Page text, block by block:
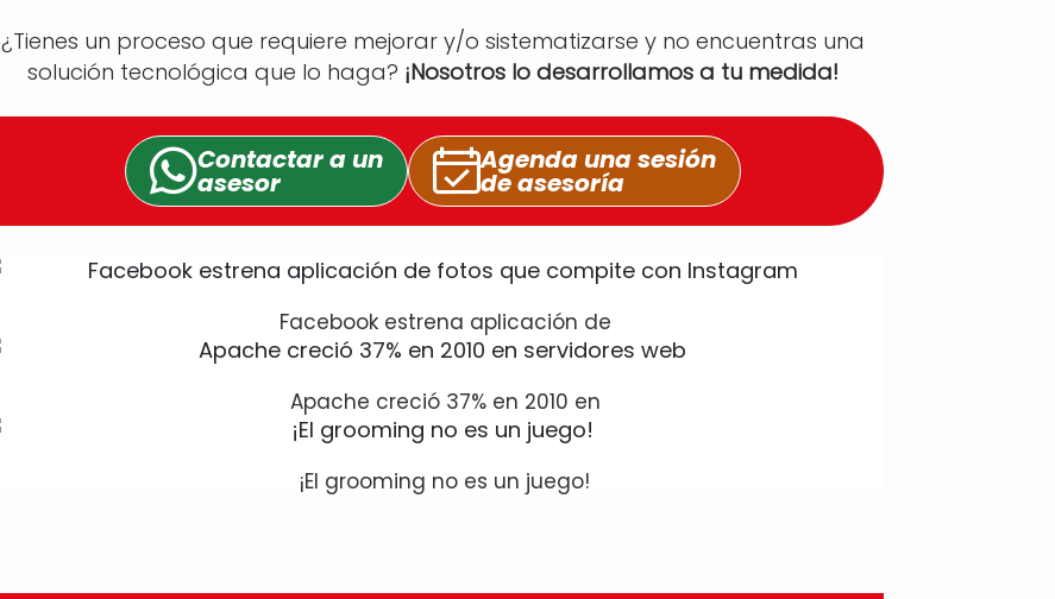
¿Tienes un proceso que requiere mejorar y/o sistematizarse y no encuentras una
solución tecnológica que lo haga? ¡Nosotros lo desarrollamos a tu medida!
Contactar a un
asesor
Agenda una sesión
de asesoría
Facebook estrena aplicación de
Apache creció 37% en 2010 en
¡El grooming no es un juego!